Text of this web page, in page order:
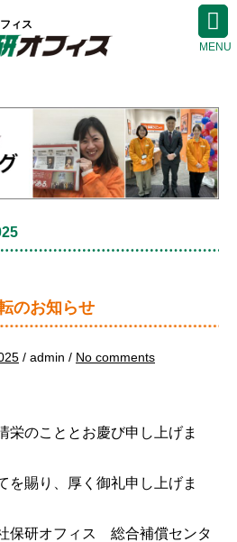
ィス
のお知らせ
/ admin / No comments
のこととお慶び申し上げま
を賜り、厚く御礼申し上げま
保研オフィス 総合補償センタ